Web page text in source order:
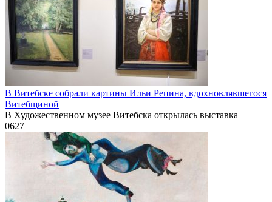
В Витебске собрали картины Ильи Репина, вдохновлявшегося
Витебщиной
В Художественном музее Витебска открылась выставка
0627